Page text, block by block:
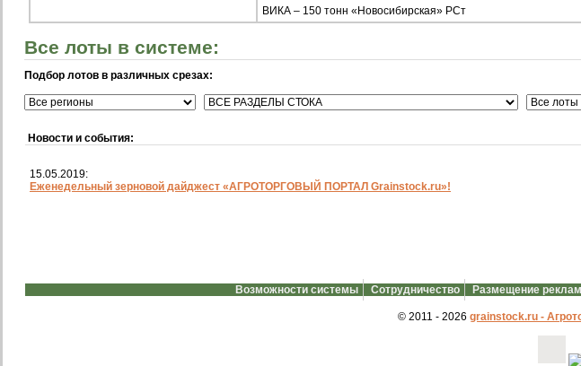
ВИКА – 150 тонн «Новосибирская» РСт
Все лоты в системе:
Подбор лотов в различных срезах:
Новости и события:
15.05.2019:
Еженедельный зерновой дайджест «АГРОТОРГОВЫЙ ПОРТАЛ Grainstock.ru»!
Возможности системы Сотрудничество Размещение
© 2011 - 2026 grainstock.ru -